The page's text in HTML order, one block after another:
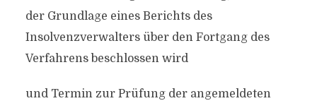
der Grundlage eines Berichts des
Insolvenzverwalters über den Fortgang des
Verfahrens beschlossen wird
und Termin zur Prüfung der angemeldeten